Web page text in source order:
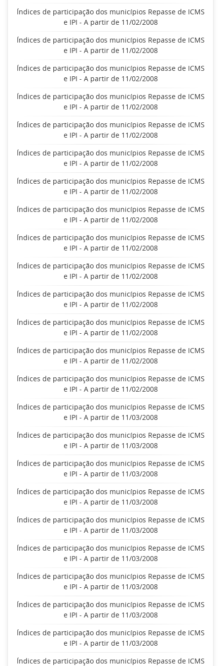
Índices de participação dos municípios Repasse de ICMS
e IPI - A partir de 11/02/2008
Índices de participação dos municípios Repasse de ICMS
e IPI - A partir de 11/02/2008
Índices de participação dos municípios Repasse de ICMS
e IPI - A partir de 11/02/2008
Índices de participação dos municípios Repasse de ICMS
e IPI - A partir de 11/02/2008
Índices de participação dos municípios Repasse de ICMS
e IPI - A partir de 11/02/2008
Índices de participação dos municípios Repasse de ICMS
e IPI - A partir de 11/02/2008
Índices de participação dos municípios Repasse de ICMS
e IPI - A partir de 11/02/2008
Índices de participação dos municípios Repasse de ICMS
e IPI - A partir de 11/02/2008
Índices de participação dos municípios Repasse de ICMS
e IPI - A partir de 11/02/2008
Índices de participação dos municípios Repasse de ICMS
e IPI - A partir de 11/02/2008
Índices de participação dos municípios Repasse de ICMS
e IPI - A partir de 11/02/2008
Índices de participação dos municípios Repasse de ICMS
e IPI - A partir de 11/02/2008
Índices de participação dos municípios Repasse de ICMS
e IPI - A partir de 11/02/2008
Índices de participação dos municípios Repasse de ICMS
e IPI - A partir de 11/02/2008
Índices de participação dos municípios Repasse de ICMS
e IPI - A partir de 11/03/2008
Índices de participação dos municípios Repasse de ICMS
e IPI - A partir de 11/03/2008
Índices de participação dos municípios Repasse de ICMS
e IPI - A partir de 11/03/2008
Índices de participação dos municípios Repasse de ICMS
e IPI - A partir de 11/03/2008
Índices de participação dos municípios Repasse de ICMS
e IPI - A partir de 11/03/2008
Índices de participação dos municípios Repasse de ICMS
e IPI - A partir de 11/03/2008
Índices de participação dos municípios Repasse de ICMS
e IPI - A partir de 11/03/2008
Índices de participação dos municípios Repasse de ICMS
e IPI - A partir de 11/03/2008
Índices de participação dos municípios Repasse de ICMS
e IPI - A partir de 11/03/2008
Índices de participação dos municípios Repasse de ICMS